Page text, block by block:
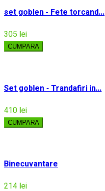
set goblen - Fete torcand...
305 lei
CUMPARA
Set goblen - Trandafiri in...
410 lei
CUMPARA
Binecuvantare
214 lei